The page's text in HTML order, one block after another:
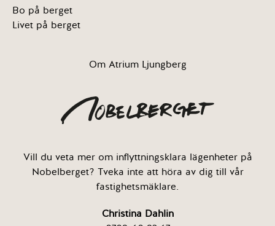
Bo på berget
Livet på berget
Om Atrium Ljungberg
Vill du veta mer om inflyttningsklara lägenheter på
Nobelberget? Tveka inte att höra av dig till vår
fastighetsmäklare.
Christina Dahlin